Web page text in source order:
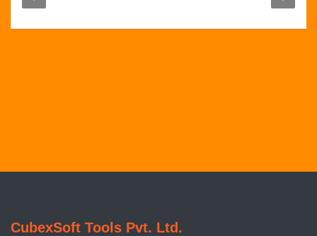
CubexSoft Tools Pvt. Ltd.